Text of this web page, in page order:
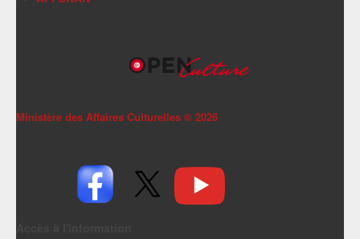
Ministère des Affaires Culturelles © 2026